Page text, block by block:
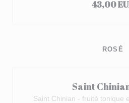
43,00
ROSÉ
Saint
Saint Chinian - fruité tonique